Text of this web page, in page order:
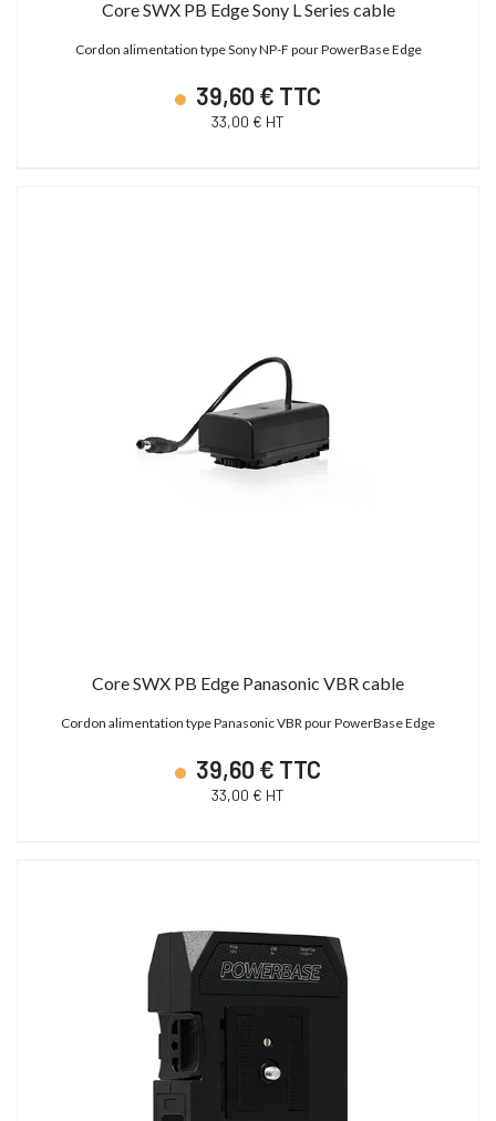
Core SWX PB Edge Sony L Series cable
Cordon alimentation type Sony NP-F pour PowerBase Edge
39,60 € TTC
33,00 € HT
Core SWX PB Edge Panasonic VBR cable
Cordon alimentation type Panasonic VBR pour PowerBase Edge
39,60 € TTC
33,00 € HT